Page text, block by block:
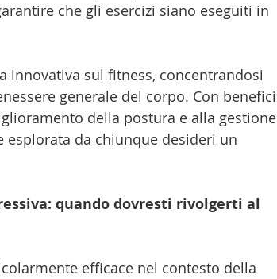
che gli esercizi siano eseguiti in
innovativa sul fitness, concentrandosi
generale del corpo. Con benefici
della postura e alla gestione
esplorata da chiunque desideri un
quando dovresti rivolgerti al
efficace nel contesto della